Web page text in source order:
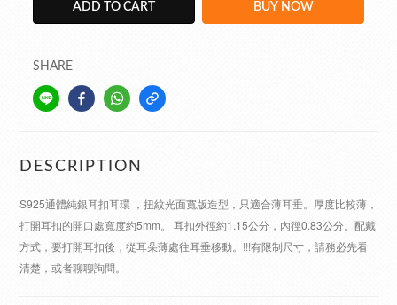
ADD TO CART BUY NOW
SHARE
DESCRIPTION
S925通體純銀耳扣耳環 ，扭紋光面寬版造型，只適合薄耳垂。厚度比較薄，
打開耳扣的開口處寬度約5mm。 耳扣外徑約1.15公分，內徑0.83公分。配戴
方式，要打開耳扣後，從耳朵薄處往耳垂移動。!!!有限制尺寸，請務必先看
清楚，或者聊聊詢問。